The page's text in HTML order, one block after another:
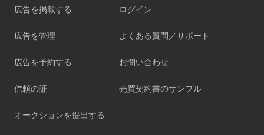
広告を掲載する
広告を管理
広告を予約する
信頼の証
オークションを提出する
ログイン
よくある質問／サポート
お問い合わせ
売買契約書のサンプル